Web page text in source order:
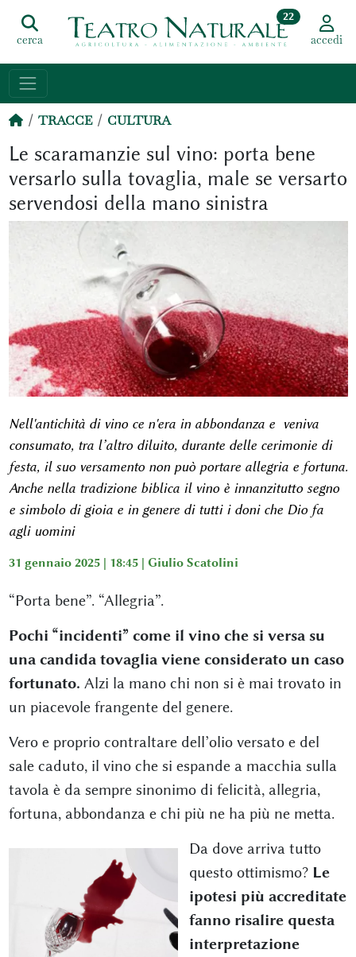
cerca
22
accedi
TRACCE CULTURA
Le scaramanzie sul vino: porta bene
versarlo sulla tovaglia, male se versarto
servendosi della mano sinistra
Nell'antichità di vino ce n'era in abbondanza e veniva
consumato, tra l’altro diluito, durante delle cerimonie di
festa, il suo versamento non può portare allegria e fortuna.
Anche nella tradizione biblica il vino è innanzitutto segno
e simbolo di gioia e in genere di tutti i doni che Dio fa
agli uomini
31 gennaio 2025 | 18:45 | Giulio Scatolini
“Porta bene”. “Allegria”.
Pochi “incidenti” come il vino che si versa su
una candida tovaglia viene considerato un caso
fortunato. Alzi la mano chi non si è mai trovato in
un piacevole frangente del genere.
Vero e proprio contraltare dell’olio versato e del
sale caduto, il vino che si espande a macchia sulla
tavola è da sempre sinonimo di felicità, allegria,
fortuna, abbondanza e chi più ne ha più ne metta.
Da dove arriva tutto
questo ottimismo? Le
ipotesi più accreditate
fanno risalire questa
interpretazione